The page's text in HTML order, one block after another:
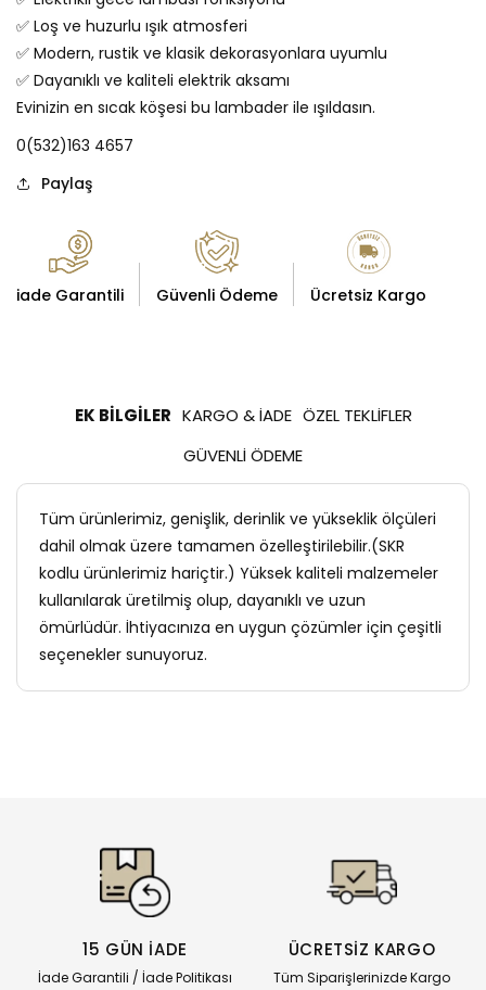
✅ Loş ve huzurlu ışık atmosferi
✅ Modern, rustik ve klasik dekorasyonlara uyumlu
✅ Dayanıklı ve kaliteli elektrik aksamı
Evinizin en sıcak köşesi bu lambader ile ışıldasın.
0(532)163 4657
Paylaş
iade Garantili Güvenli Ödeme Ücretsiz Kargo
EK BILGILER KARGO & İADE ÖZEL TEKLIFLER
GÜVENLI ÖDEME
Tüm ürünlerimiz, genişlik, derinlik ve yükseklik ölçüleri
dahil olmak üzere tamamen özelleştirilebilir.(SKR
kodlu ürünlerimiz hariçtir.) Yüksek kaliteli malzemeler
kullanılarak üretilmiş olup, dayanıklı ve uzun
ömürlüdür. İhtiyacınıza en uygun çözümler için çeşitli
seçenekler sunuyoruz.
15 GÜN İADE
İade Garantili / İade Politikası
ÜCRETSİZ KARGO
Tüm Siparişlerinizde Kargo